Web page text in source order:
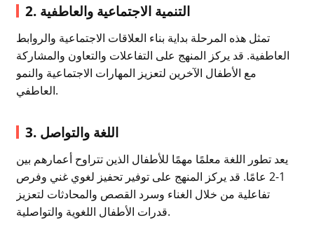
2. التنمية الاجتماعية والعاطفية
تمثل هذه المرحلة بداية بناء العلاقات الاجتماعية والروابط
العاطفية. قد يركز المنهج على التفاعلات والتعاون والمشاركة
مع الأطفال الآخرين لتعزيز المهارات الاجتماعية والنمو
العاطفي.
3. اللغة والتواصل
يعد تطور اللغة معلمًا مهمًا للأطفال الذين تتراوح أعمارهم بين
1-2 عامًا. قد يركز المنهج على توفير تحفيز لغوي غني وفرص
تفاعلية من خلال الغناء وسرد القصص والمحادثات لتعزيز
قدرات الأطفال اللغوية والتواصلية.